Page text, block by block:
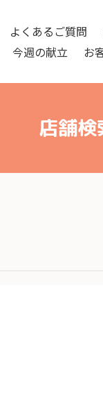
今週の献立 お
よくあるご質問
店舗検